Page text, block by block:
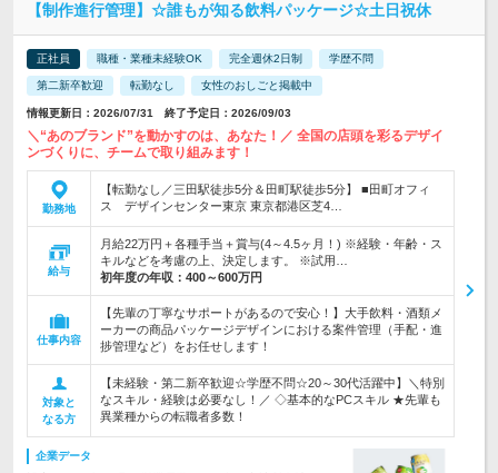
【制作進行管理】☆誰もが知る飲料パッケージ☆土日祝休
正社員 職種・業種未経験OK 完全週休2日制 学歴不問
第二新卒歓迎 転勤なし 女性のおしごと掲載中
情報更新日：2026/07/31 終了予定日：2026/09/03
＼“あのブランド”を動かすのは、あなた！／ 全国の店頭を彩るデザイ
ンづくりに、チームで取り組みます！
勤務地
【転勤なし／三田駅徒歩5分＆田町駅徒歩5分】 ■田町オフィ
ス デザインセンター東京 東京都港区芝4…
給与
月給22万円＋各種手当＋賞与(4～4.5ヶ月！) ※経験・年齢・ス
キルなどを考慮の上、決定します。 ※試用…
初年度の年収： 400～600万円
仕事内容
【先輩の丁寧なサポートがあるので安心！】大手飲料・酒類メ
ーカーの商品パッケージデザインにおける案件管理（手配・進
捗管理など）をお任せします！
対象と
なる方
【未経験・第二新卒歓迎☆学歴不問☆20～30代活躍中】＼特別
なスキル・経験は必要なし！／ ◇基本的なPCスキル ★先輩も
異業種からの転職者多数！
企業データ